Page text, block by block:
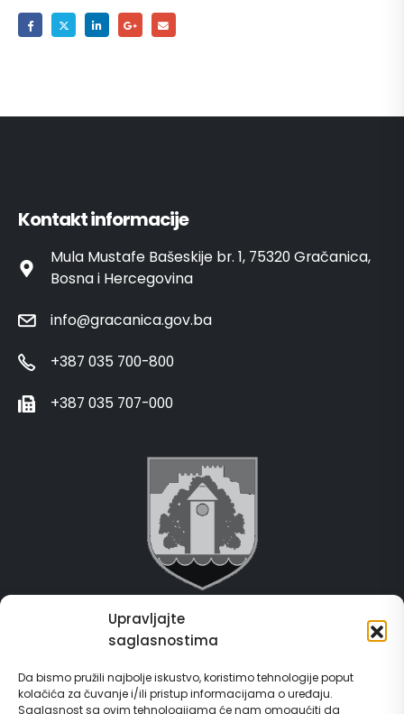
Upravljajte
saglasnostima
Da bismo pružili najbolje iskustvo, koristimo tehnologije poput
kolačića za čuvanje i/ili pristup informacijama o uređaju.
Saglasnost sa ovim tehnologijama će nam omogućiti da
Kontakt informacije
Mula Mustafe Bašeskije br. 1, 75320 Gračanica,
Bosna i Hercegovina
info@gracanica.gov.ba
+387 035 700-800
+387 035 707-000
Grad Gračanica
E-Matičar